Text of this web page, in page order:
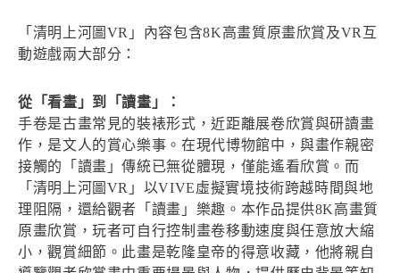
「清明上河圖VR」內容包含8K高畫質原畫欣賞及VR互
動遊戲兩大部分：
從「看畫」到「讀畫」：
手卷是古畫常見的裝裱形式，近距離展卷欣賞與研讀畫
作，是文人的賞心樂事。在現代博物館中，與畫作親密
接觸的「讀畫」傳統已無從體現，僅能遙看欣賞。而
「清明上河圖VR」以VIVE虛擬實境技術跨越時間與地
理阻隔，還給觀者「讀畫」樂趣。本作品提供8K高畫質
原畫欣賞，玩者可自行控制畫卷移動速度與任意放大縮
小，觀賞細節。此畫是乾隆皇帝的得意收藏，他將親自